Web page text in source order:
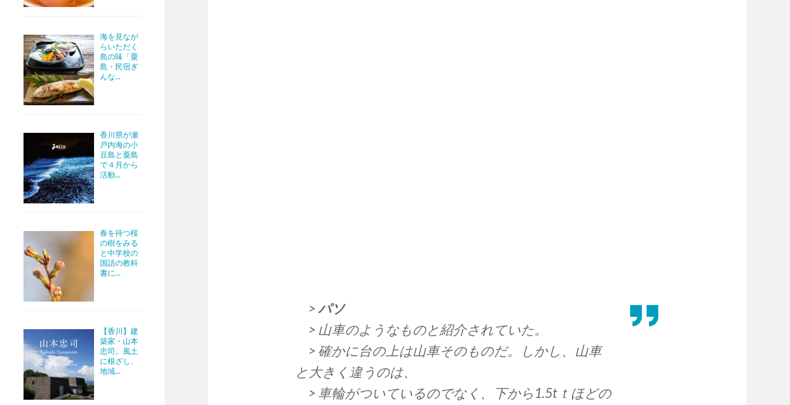
海を見なが
らいただく
島の味「粟
島・民宿ぎ
んな...
香川県が瀬
戸内海の小
豆島と粟島
で４月から
活動...
春を待つ桜
の樹をみる
と中学校の
国語の教科
書に...
【香川】建
築家・山本
忠司。風土
に根ざし、
地域...
>パソ
> 山車のようなものと紹介されていた。
> 確かに台の上は山車そのものだ。しかし、山車
と大きく違うのは、
> 車輪がついているのでなく、下から1.5tｔほどの